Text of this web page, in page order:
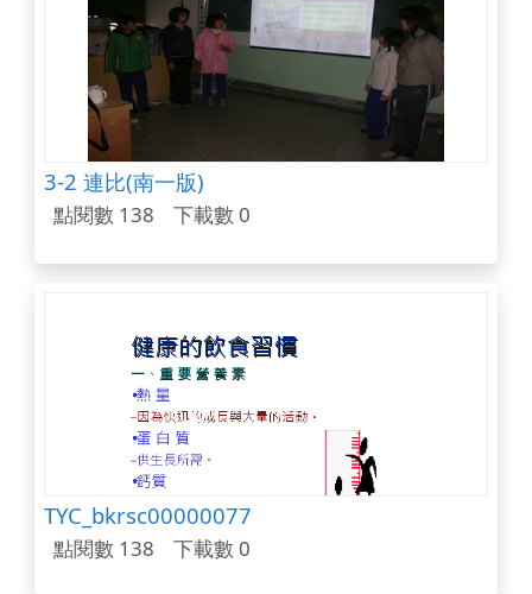
3-2 連比(南一版)
點閱數 138 下載數 0
TYC_bkrsc00000077
點閱數 138 下載數 0